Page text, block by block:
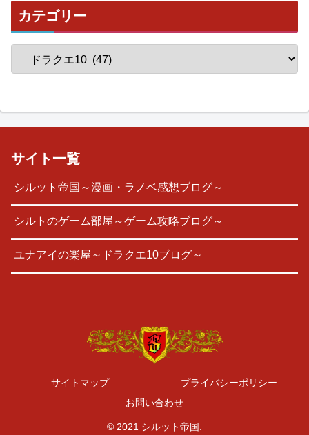
カテゴリー
サイト一覧
シルット帝国～漫画・ラノベ感想ブログ～
シルトのゲーム部屋～ゲーム攻略ブログ～
ユナアイの楽屋～ドラクエ10ブログ～
サイトマップ
プライバシーポリシー
お問い合わせ
© 2021 シルット帝国.